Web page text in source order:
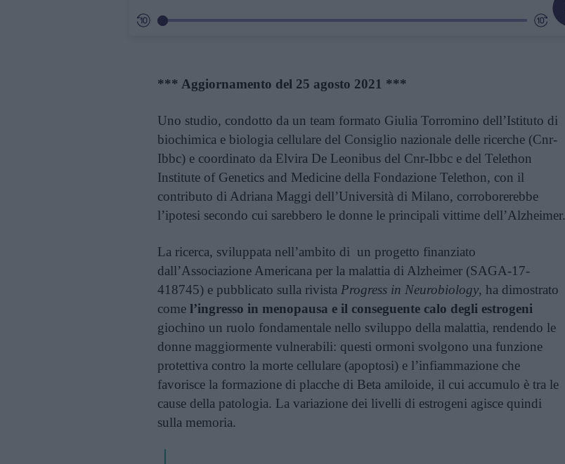
*** Aggiornamento del 25 agosto 2021 ***
Uno studio, condotto da un team formato Giulia Torromino dell’Istituto di
biochimica e biologia cellulare del Consiglio nazionale delle ricerche (Cnr-
Ibbc) e coordinato da Elvira De Leonibus del Cnr-Ibbc e del Telethon
Institute of Genetics and Medicine della Fondazione Telethon, con il
contributo di Adriana Maggi dell’Università di Milano, corroborerebbe
l’ipotesi secondo cui sarebbero le donne le principali vittime dell’Alzheimer.
La ricerca, sviluppata nell’ambito di un progetto finanziato
dall’Associazione Americana per la malattia di Alzheimer (SAGA-17-
418745) e pubblicato sulla rivista Progress in Neurobiology, ha dimostrato
come l’ingresso in menopausa e il conseguente calo degli estrogeni
giochino un ruolo fondamentale nello sviluppo della malattia, rendendo le
donne maggiormente vulnerabili: questi ormoni svolgono una funzione
protettiva contro la morte cellulare (apoptosi) e l’infiammazione che
favorisce la formazione di placche di Beta amiloide, il cui accumulo è tra le
cause della patologia. La variazione dei livelli di estrogeni agisce quindi
sulla memoria.